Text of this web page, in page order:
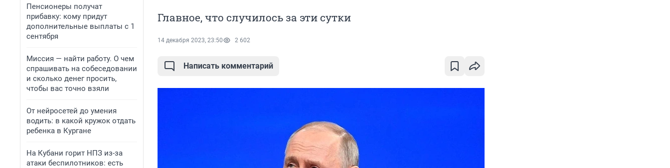
Пенсионеры получат
прибавку: кому придут
дополнительные выплаты с 1
сентября
Миссия — найти работу. О чем
спрашивать на собеседовании
и сколько денег просить,
чтобы вас точно взяли
От нейросетей до умения
водить: в какой кружок отдать
ребенка в Кургане
На Кубани горит НПЗ из-за
атаки беспилотников: есть
Главное, что случилось за эти сутки
14 декабря 2023, 23:50 2 602
Написать комментарий